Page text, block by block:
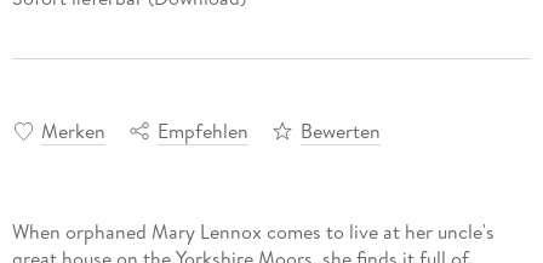
Merken Empfehlen Bewerten
When orphaned Mary Lennox comes to live at her uncle's